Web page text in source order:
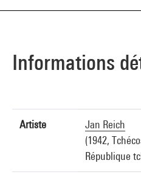
Informations
Artiste
Jan Reich
(1942,
République